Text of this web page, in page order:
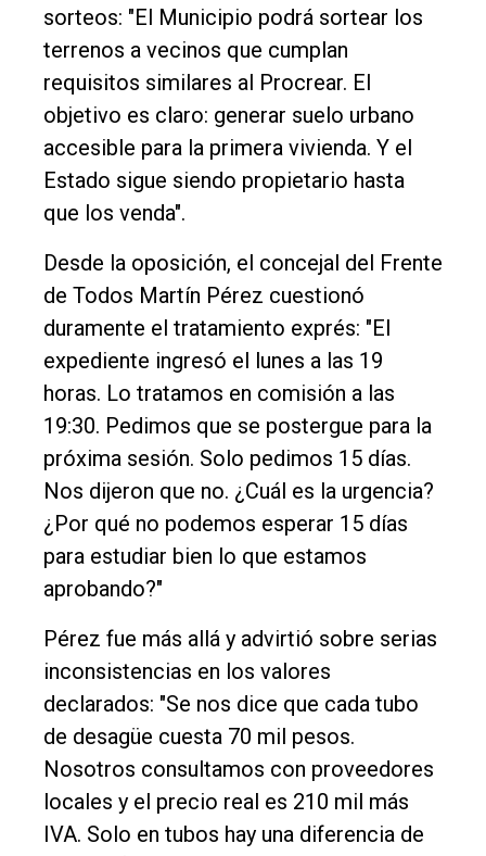
sorteos: "El Municipio podrá sortear los
terrenos a vecinos que cumplan
requisitos similares al Procrear. El
objetivo es claro: generar suelo urbano
accesible para la primera vivienda. Y el
Estado sigue siendo propietario hasta
que los venda".
Desde la oposición, el concejal del Frente
de Todos Martín Pérez cuestionó
duramente el tratamiento exprés: "El
expediente ingresó el lunes a las 19
horas. Lo tratamos en comisión a las
19:30. Pedimos que se postergue para la
próxima sesión. Solo pedimos 15 días.
Nos dijeron que no. ¿Cuál es la urgencia?
¿Por qué no podemos esperar 15 días
para estudiar bien lo que estamos
aprobando?"
Pérez fue más allá y advirtió sobre serias
inconsistencias en los valores
declarados: "Se nos dice que cada tubo
de desagüe cuesta 70 mil pesos.
Nosotros consultamos con proveedores
locales y el precio real es 210 mil más
IVA. Solo en tubos hay una diferencia de